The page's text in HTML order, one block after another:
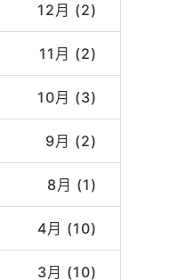
12月 (2)
11月 (2)
10月 (3)
9月 (2)
8月 (1)
4月 (10)
3月 (10)